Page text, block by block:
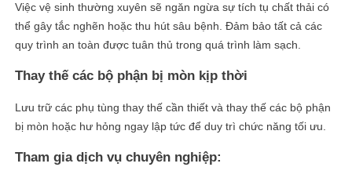
Việc vệ sinh thường xuyên sẽ ngăn ngừa sự tích tụ chất thải có
thể gây tắc nghẽn hoặc thu hút sâu bệnh. Đảm bảo tất cả các
quy trình an toàn được tuân thủ trong quá trình làm sạch.
Thay thế các bộ phận bị mòn kịp thời
Lưu trữ các phụ tùng thay thế cần thiết và thay thế các bộ phận
bị mòn hoặc hư hỏng ngay lập tức để duy trì chức năng tối ưu.
Tham gia dịch vụ chuyên nghiệp: